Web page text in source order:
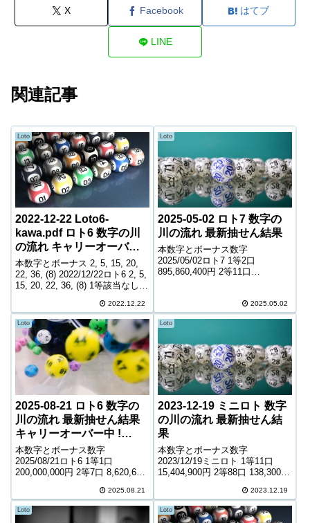
X Facebook はてブ
LINE
関連記事
Loto
2022-12-22 Loto6-
kawa.pdf ロト6 数字の川
の流れ キャリーオーバー
中! 223,452,511円
本数字とボーナス 2, 5, 15, 20,
22, 36, (8) 2022/12/22ロト6 2, 5,
15, 20, 22, 36, (8) 1等該当なし
等277口 261,300円 4... 2022.12.22
Loto
2025-05-02 ロト7 数字の
川の流れ 最新抽せん結果
本数字とボーナス数字
2025/05/02ロト7 1等2口
895,860,400円 2等11口
口 1,400円 6等202,429口...2025.05.02
Loto
2025-08-21 ロト6 数字の
川の流れ 最新抽せん結果
キャリーオーバー中 !
1,142,580円
本数字とボーナス数字
2025/08/21ロト6 1等1口
200,000,000円 2等7口 8,620,600
12,260口 5,600円 5等169,488口
1,000円 キャリーオーバー 1...
2025.08.21
Loto
2023-12-19 ミニロト 数字
の川の流れ 最新抽せん結
果
本数字とボーナス数字
2023/12/19ミニロト 1等11口
15,404,900円 2等88口 138,300円
口 1,100円 ＊抽せんの結果は最
終的に発売元の発表のものと照
合して下...
2023.12.19
Loto Loto